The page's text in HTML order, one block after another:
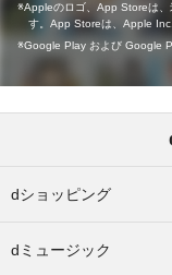
Appleのロゴ、App Storeは
す。App Storeは、Apple
Google Play および Google
dショッピング
dミュージック